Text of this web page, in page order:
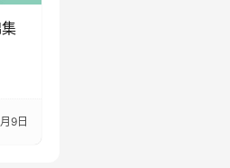
9日